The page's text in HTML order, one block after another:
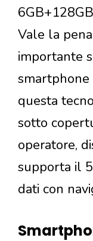
Vale la
importante
smartphone
questa
sotto
operatore,
supporta il
dati con